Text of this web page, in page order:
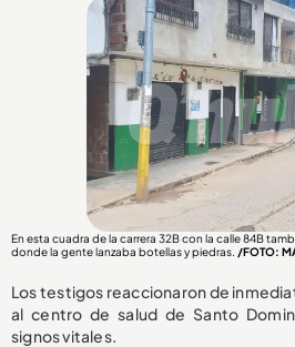
En esta cuadra de la carrera 32B con la calle 84B
donde la gente lanzaba botellas y piedras. /FOTO:
Los testigos reaccionaron de
al centro de salud de Santo
signos vitales.